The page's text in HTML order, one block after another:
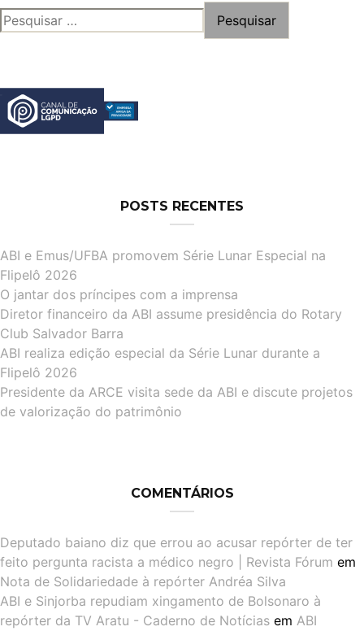
PESQUISAR
POR:
POSTS RECENTES
ABI e Emus/UFBA promovem Série Lunar Especial na
Flipelô 2026
O jantar dos príncipes com a imprensa
Diretor financeiro da ABI assume presidência do Rotary
Club Salvador Barra
ABI realiza edição especial da Série Lunar durante a
Flipelô 2026
Presidente da ARCE visita sede da ABI e discute projetos
de valorização do patrimônio
COMENTÁRIOS
Deputado baiano diz que errou ao acusar repórter de ter
feito pergunta racista a médico negro | Revista Fórum em
Nota de Solidariedade à repórter Andréa Silva
ABI e Sinjorba repudiam xingamento de Bolsonaro à
repórter da TV Aratu - Caderno de Notícias em ABI